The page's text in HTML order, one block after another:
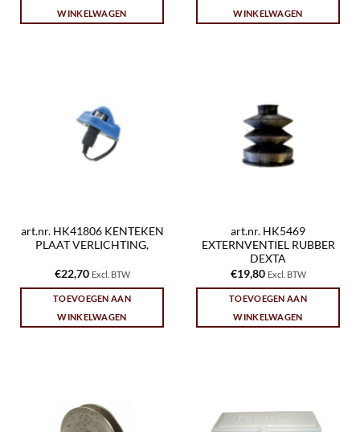
WINKELWAGEN WINKELWAGEN
art.nr. HK41806 KENTEKEN
PLAAT VERLICHTING,
€22,70 Excl. BTW
TOEVOEGEN AAN
WINKELWAGEN
art.nr. HK5469
EXTERNVENTIEL RUBBER
DEXTA
€19,80 Excl. BTW
TOEVOEGEN AAN
WINKELWAGEN